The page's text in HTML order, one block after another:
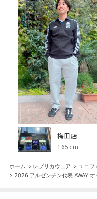
梅田店
165cm
ホーム > レプリカウェア > ユニフ
> 2026 アルゼンチン代表 AWAY